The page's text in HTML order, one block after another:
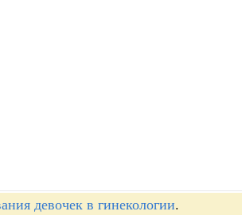
девочек в гинекологии.